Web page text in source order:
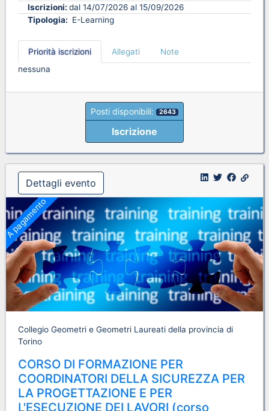
Iscrizioni: dal 14/07/2026 al 15/09/2026
Tipologia: E-Learning
Priorità iscrizioni Allegati
Note
nessuna
Posti disponibili: 2643
Iscrizione
Dettagli evento
A pagamento
Collegio Geometri e Geometri Laureati della provincia di
Torino
CORSO DI FORMAZIONE PER
COORDINATORI DELLA SICUREZZA PER
LA PROGETTAZIONE E PER
L'ESECUZIONE DEI LAVORI (corso